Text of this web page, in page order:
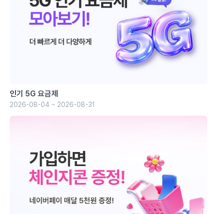
인기 5G 요금제
2026-08-04 ~ 2026-08-31